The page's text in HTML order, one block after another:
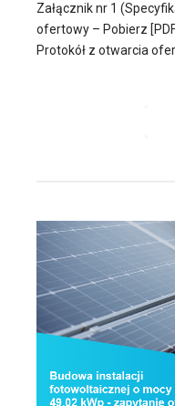
Załącznik nr 1
ofertowy – Pobierz
Protokół z otwarcia